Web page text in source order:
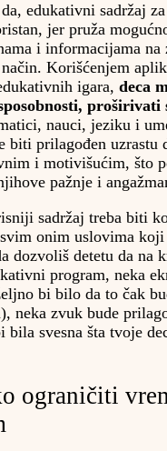
edukativni sadržaj
jer pruža
i informacijama
Korišćenjem
igara, deca
proširivati
nauci, jeziku i
biti prilagođen uzrastu
i motivišućim, što
pažnje i
sadržaj treba biti
onim uslovima
dozvoliš detetu da na
program, neka
bi bilo da to čak
neka zvuk bude
bila svesna šta tvoje
ograničiti